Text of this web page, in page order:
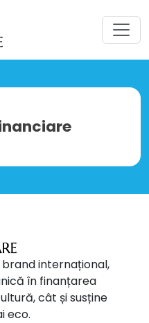
brand internațional,
în finanțarea
cât și susține
eco.